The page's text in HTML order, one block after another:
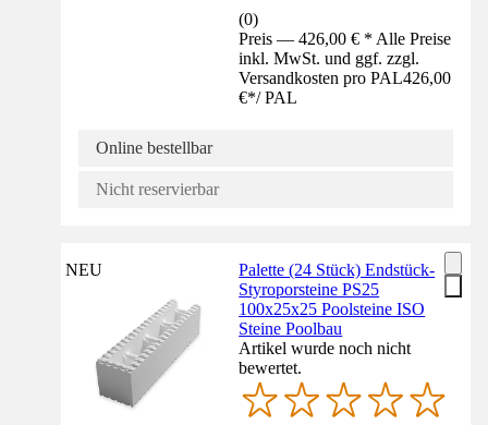
(0)
Preis — 426,00 € * Alle Preise
inkl. MwSt. und ggf. zzgl.
Versandkosten pro PAL426,00
€*/ PAL
Online bestellbar
Nicht reservierbar
NEU
Palette (24 Stück) Endstück-
Styroporsteine PS25
100x25x25 Poolsteine ISO
Steine Poolbau
Artikel wurde noch nicht
bewertet.